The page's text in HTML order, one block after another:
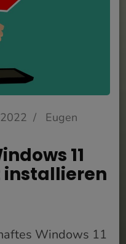
/
Eugen
11
installieren
Windows 11